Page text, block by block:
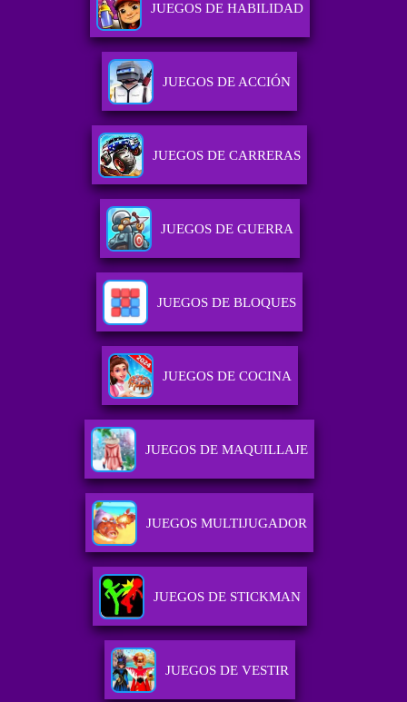
JUEGOS DE HABILIDAD
JUEGOS DE ACCIÓN
JUEGOS DE CARRERAS
JUEGOS DE GUERRA
JUEGOS DE BLOQUES
JUEGOS DE COCINA
JUEGOS DE MAQUILLAJE
JUEGOS MULTIJUGADOR
JUEGOS DE STICKMAN
JUEGOS DE VESTIR